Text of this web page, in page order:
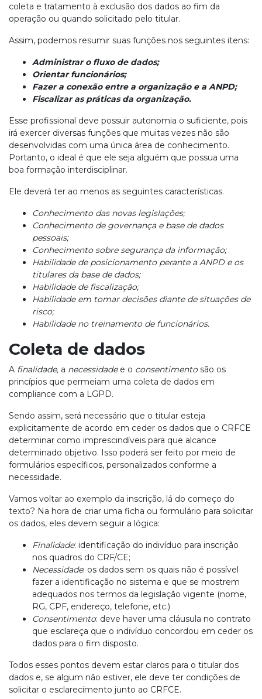
coleta e tratamento à exclusão dos dados ao fim da
operação ou quando solicitado pelo titular.
Assim, podemos resumir suas funções nos seguintes itens:
Administrar o fluxo de dados;
Orientar funcionários;
Fazer a conexão entre a organização e a ANPD;
Fiscalizar as práticas da organização.
Esse profissional deve possuir autonomia o suficiente, pois
irá exercer diversas funções que muitas vezes não são
desenvolvidas com uma única área de conhecimento.
Portanto, o ideal é que ele seja alguém que possua uma
boa formação interdisciplinar.
Ele deverá ter ao menos as seguintes características.
Conhecimento das novas legislações;
Conhecimento de governança e base de dados
pessoais;
Conhecimento sobre segurança da informação;
Habilidade de posicionamento perante a ANPD e os
titulares da base de dados;
Habilidade de fiscalização;
Habilidade em tomar decisões diante de situações de
risco;
Habilidade no treinamento de funcionários.
Coleta de dados
A finalidade, a necessidade e o consentimentosão os
princípios que permeiam uma coleta de dados em
compliance com a LGPD.
Sendo assim, será necessário que o titular esteja
explicitamente de acordo em ceder os dados que o CRFCE
determinar como imprescindíveis para que alcance
determinado objetivo. Isso poderá ser feito por meio de
formulários específicos, personalizados conforme a
necessidade.
Vamos voltar ao exemplo da inscrição, lá do começo do
texto? Na hora de criar uma ficha ou formulário para solicitar
os dados, eles devem seguir a lógica:
Finalidade: identificação do indivíduo para inscrição
nos quadros do CRF/CE;
Necessidade: os dados sem os quais não é possível
fazer a identificação no sistema e que se mostrem
adequados nos termos da legislação vigente (nome,
RG, CPF, endereço, telefone, etc.)
Consentimento: deve haver uma cláusula no contrato
que esclareça que o indivíduo concordou em ceder os
dados para o fim disposto.
Todos esses pontos devem estar claros para o titular dos
dados e, se algum não estiver, ele deve ter condições de
solicitar o esclarecimento junto ao CRFCE.